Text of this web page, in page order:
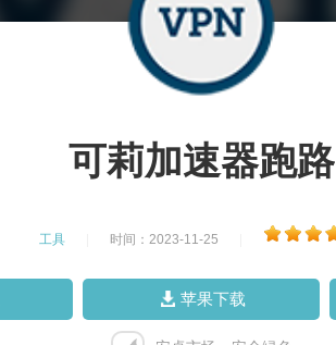
可莉加速器跑路
工具 时间：2023-11-25
苹果下载